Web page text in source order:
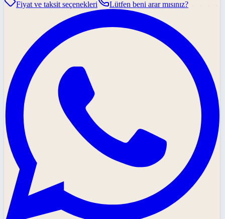
Fiyat ve taksit seçenekleri
Lütfen beni arar mısınız?